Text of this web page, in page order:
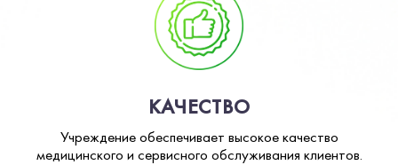
КАЧЕСТВО
Учреждение обеспечивает высокое качество
медицинского и сервисного обслуживания клиентов.